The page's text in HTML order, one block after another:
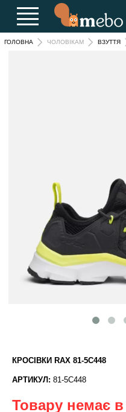
ГОЛОВНА ЧОЛОВІКАМ ВЗУТТЯ
КРОСІВКИ RAX 81-5C448
АРТИКУЛ: 81-5C448
Товару немає в